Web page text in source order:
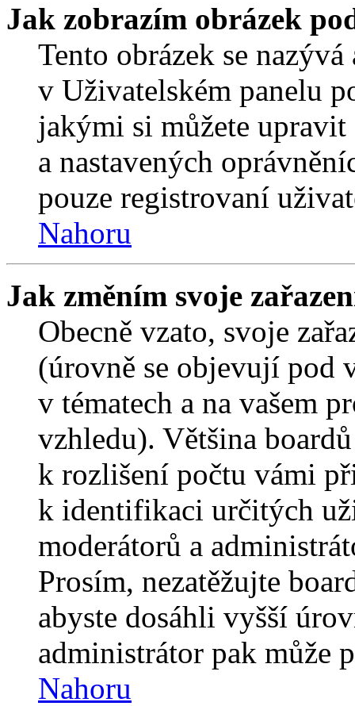
Jak zobrazím obrázek
Tento obrázek se
v Uživatelském panelu
jakými si můžete
a nastavených
pouze registrovaní
Nahoru
Jak změním svoje
Obecně vzato, svoje
(úrovně se objevují pod
v tématech a na vašem
vzhledu). Většina
k rozlišení počtu vámi
k identifikaci určitých
moderátorů a
Prosím, nezatěžujte
abyste dosáhli vyšší
administrátor pak může
Nahoru